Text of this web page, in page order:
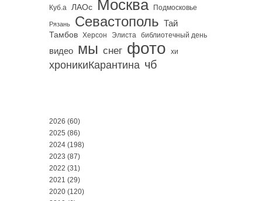
Куб.а ЛАОс Москва Подмосковье
Рязань Севастополь Тай
Тамбов Херсон Элиста библиотечный день
видео мы снег фото хи
хроникиКарантина чб
2026 (60)
2025 (86)
2024 (198)
2023 (87)
2022 (31)
2021 (29)
2020 (120)